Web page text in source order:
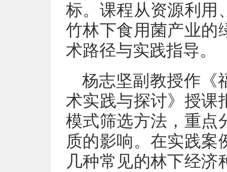
标。课程从资源利用
竹林下食用菌产业的
术路径与实践指导。
杨志坚副教授作《
术实践与探讨》授课
模式筛选方法，重点
质的影响。在实践案
几种常见的林下经济